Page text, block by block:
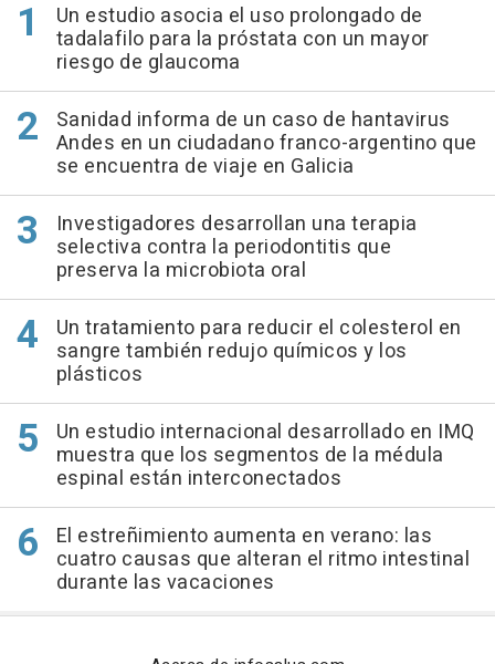
Un estudio asocia el uso prolongado de
tadalafilo para la próstata con un mayor
riesgo de glaucoma
Sanidad informa de un caso de hantavirus
Andes en un ciudadano franco-argentino que
se encuentra de viaje en Galicia
Investigadores desarrollan una terapia
selectiva contra la periodontitis que
preserva la microbiota oral
Un tratamiento para reducir el colesterol en
sangre también redujo químicos y los
plásticos
Un estudio internacional desarrollado en IMQ
muestra que los segmentos de la médula
espinal están interconectados
El estreñimiento aumenta en verano: las
cuatro causas que alteran el ritmo intestinal
durante las vacaciones